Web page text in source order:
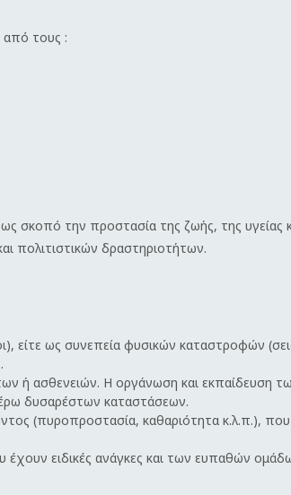
από τους :
την προστασία της ζωής, της υγείας
πολιτιστικών δραστηριοτήτων.
είτε ως συνεπεία φυσικών καταστροφών
ή ασθενειών. Η οργάνωση και εκπαίδευση
δυσαρέστων καταστάσεων.
(πυροπροστασία, καθαριότητα κ.λ.π.),
ειδικές ανάγκες και των ευπαθών